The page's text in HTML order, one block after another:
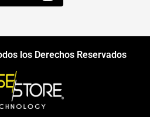
los Derechos Reservados